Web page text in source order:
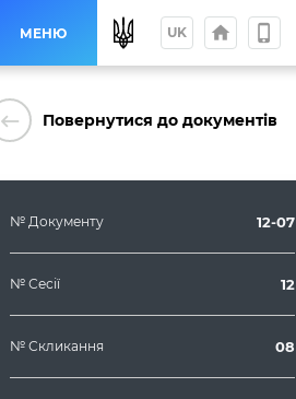
МЕНЮ UK home phone_iphone
keyboard_backspace Повернутися до документів
№ Документу 12-07
№ Сесії 12
№ Скликання 08